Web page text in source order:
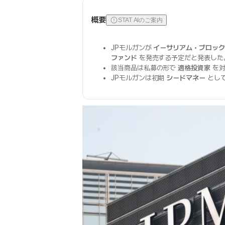
概要 STAT AIのご案内
JPモルガンが イーサリアム・ブロッ
ファンド を発売する予定だと発表した
該当商品は私募の形で適格投資家 を
JPモルガンは初期 シードマネー とし